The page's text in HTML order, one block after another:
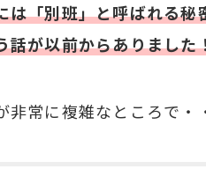
は「別班」と呼ばれる
話が以前からありました
非常に複雑なところで・